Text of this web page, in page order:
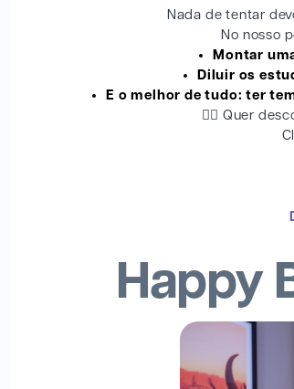
Nada de tentar
No nosso
Montar
Diluir os
E o melhor de tudo: ter
👉🏻 Quer
Happy